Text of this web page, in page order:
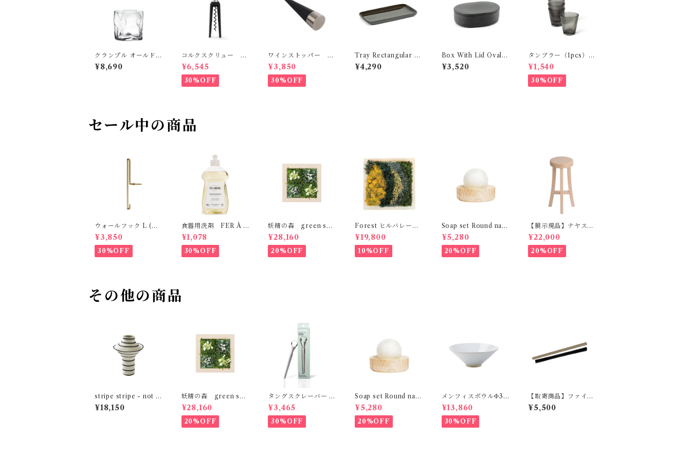
クランプル オールド
木村硝子店
¥8,690
コルクスクリュー R
OSENDAHL
¥6,545
30%OFF
ワインストッパー R
OSENDAHL
¥3,850
30%OFF
Tray Rectangular C
ose S SERAX
¥4,290
Box With Lid Oval C
ose S SERAX
¥3,520
タンブラー（1pcs）
ROSENDAHL
¥1,540
30%OFF
セール中の商品
ウォールフック L (マ
ットゴールド） MO
EBE
¥3,850
30%OFF
食器用洗剤 FER À C
HEVAL
¥1,078
30%OFF
妖精の森 green sen
ses
¥28,160
20%OFF
Forest ヒルバレー
green senses
¥19,800
10%OFF
Soap set Round natu
ral HETKINEN
¥5,280
20%OFF
【展示現品】ナヤスツ
ール M GREENHO
LT
¥22,000
20%OFF
その他の商品
stripe stripe - not to
o much / L MOBJE
¥18,150
妖精の森 green sen
ses
¥28,160
20%OFF
タングスクレーバー D
avids
¥3,465
30%OFF
Soap set Round natu
ral HETKINEN
¥5,280
20%OFF
メンフィスボウルΦ32
STILLEBEN
¥13,860
30%OFF
【取寄商品】ファイバ
ースティック ラー
ジ MAX BENJAMI
¥5,500